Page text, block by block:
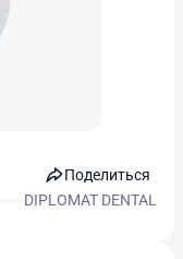
Поделиться
DIPLOMAT DENTAL